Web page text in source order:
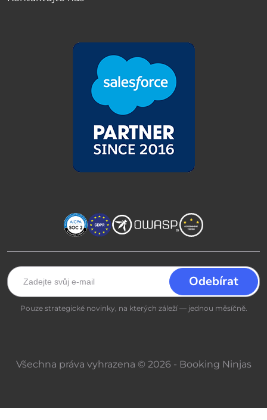
Pouze strategické novinky, na kterých záleží — jednou měsíčně.
Všechna práva vyhrazena © 2026 - Booking Ninjas